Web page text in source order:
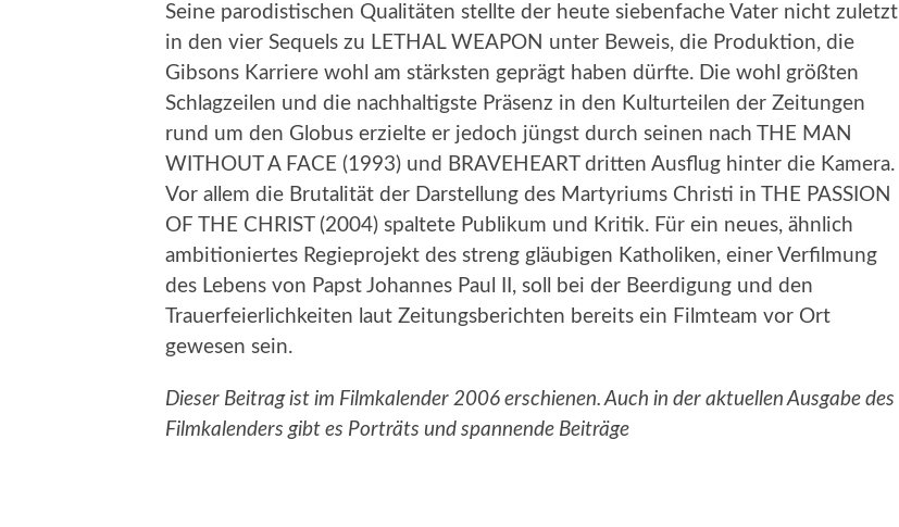
Seine parodistischen Qualitäten stellte der heute siebenfache Vater nicht zuletzt
in den vier Sequels zu LETHAL WEAPON unter Beweis, die Produktion, die
Gibsons Karriere wohl am stärksten geprägt haben dürfte. Die wohl größten
Schlagzeilen und die nachhaltigste Präsenz in den Kulturteilen der Zeitungen
rund um den Globus erzielte er jedoch jüngst durch seinen nach THE MAN
WITHOUT A FACE (1993) und BRAVEHEART dritten Ausflug hinter die Kamera.
Vor allem die Brutalität der Darstellung des Martyriums Christi in THE PASSION
OF THE CHRIST (2004) spaltete Publikum und Kritik. Für ein neues, ähnlich
ambitioniertes Regieprojekt des streng gläubigen Katholiken, einer Verfilmung
des Lebens von Papst Johannes Paul II, soll bei der Beerdigung und den
Trauerfeierlichkeiten laut Zeitungsberichten bereits ein Filmteam vor Ort
gewesen sein.
Dieser Beitrag ist im Filmkalender 2006 erschienen. Auch in der aktuellen Ausgabe des
Filmkalenders gibt es Porträts und spannende Beiträge